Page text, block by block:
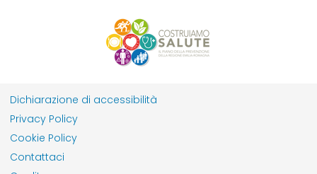
Dichiarazione di accessibilità
Privacy Policy
Cookie Policy
Contattaci